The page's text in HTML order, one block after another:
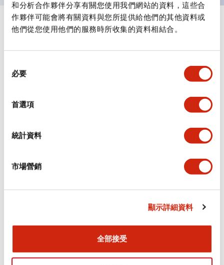
和分析合作夥伴分享有關您使用我們網站的資料，這些合
作夥伴可能會將有關資料與您所提供給他們的其他資料或
他們從您使用他們的服務時所收集的資料相結合。
必要
首選項
統計資料
市場營銷
顯示詳細資料
全部接受
規格
審美規範
電氣規範（額定照明部分）
環境規範
機械規格
型錄和宣傳手冊 CAD檔 認證與標準